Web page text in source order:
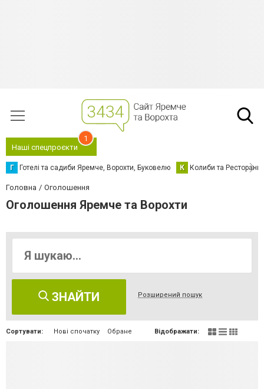
Наші спецпроєкти
1
Г Готелі та садиби Яремче, Ворохти, Буковелю К Колиби та Ресторани
Головна Оголошення
Оголошення Яремче та Ворохти
ЗНАЙТИ Розширений пошук
Сортувати: Нові спочатку Обране Відображати: